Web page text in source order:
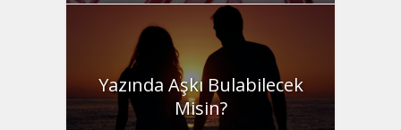
Yazında Aşkı Bulabilecek
Misin?